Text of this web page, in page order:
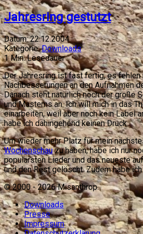
Jahresring gestutzt
Datum: 22.12.2004
Kategorie: Downloads
1Min. Lesedauer
Der Jahresring ist fast fertig, es fehlen
Nachbesserungen an den Aufnahmen
Danach steht natürlich noch der große
und Masterns an. Ich will mich in das
einarbeiten, weil aber noch kein Label
habe ich dahingehend keinen Druck.
Um wieder mehr Platz für mein
Wochenschauzu haben, habe ich nur
populärsten Lieder und das neueste
und den Rest gelöscht. Zudem habe
© 2000 -2026Misanthrop.
Downloads
Presse
Impressum